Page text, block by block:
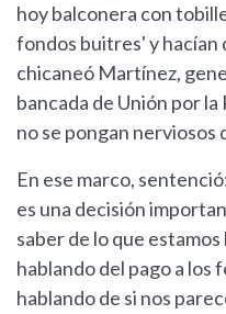
hoy balconera con
fondos buitres' y hacían
chicaneó Martínez,
bancada de Unión por
no se pongan
En ese marco,
es una decisión
saber de lo que
hablando del pago a los
hablando de si nos